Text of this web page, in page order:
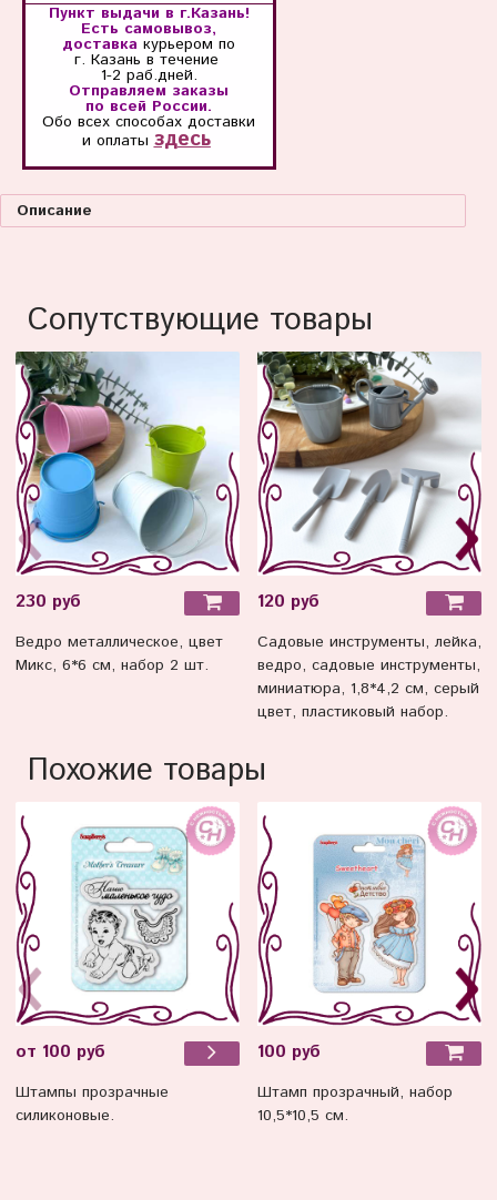
Пункт выдачи в г.Казань!
Есть самовывоз,
доставка курьером по
г. Казань в течение
1-2 раб.дней.
Отправляем заказы
по всей России.
Обо всех способахдоставки
и оплаты здесь
Описание
Сопутствующие товары
230 руб
Ведро металлическое, цвет
Микс, 6*6 см, набор 2 шт.
120 руб
Садовые инструменты, лейка,
ведро, садовые инструменты,
миниатюра, 1,8*4,2 см, серый
цвет, пластиковый набор.
Похожие товары
от 100 руб
Штампы прозрачные
силиконовые.
100 руб
Штамп прозрачный, набор
10,5*10,5 см.